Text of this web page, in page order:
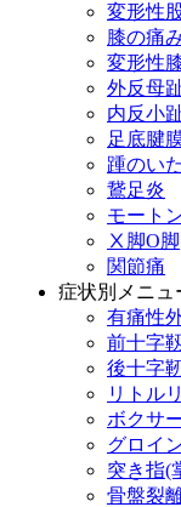
変形性
膝の痛
変形性
外反母
内反小
足底腱
踵のい
鵞足炎
モート
Ⅹ脚O脚
関節痛
症状別メニュ
有痛性
前十字
後十字
リトル
ボクサ
グロイ
突き指(
骨盤裂